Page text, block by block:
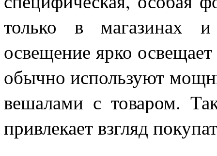
только в магазинах и
освещение ярко
обычно используют
вешалами с товаром.
привлекает взгляд